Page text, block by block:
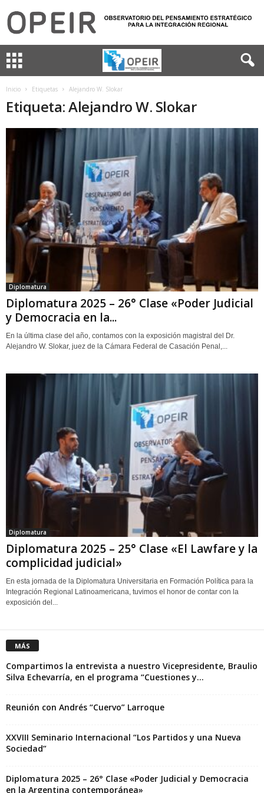
Inicio Etiquetas Alejandro W. Slokar
Etiqueta: Alejandro W. Slokar
Diplomatura
Diplomatura 2025 – 26° Clase «Poder Judicial
y Democracia en la...
En la última clase del año, contamos con la exposición magistral del Dr.
Alejandro W. Slokar, juez de la Cámara Federal de Casación Penal,...
Diplomatura
Diplomatura 2025 – 25° Clase «El Lawfare y la
complicidad judicial»
En esta jornada de la Diplomatura Universitaria en Formación Política para la
Integración Regional Latinoamericana, tuvimos el honor de contar con la
exposición del...
MÁS
Compartimos la entrevista a nuestro Vicepresidente, Braulio
Silva Echevarría, en el programa “Cuestiones y...
Reunión con Andrés “Cuervo” Larroque
XXVIII Seminario Internacional “Los Partidos y una Nueva
Sociedad”
Diplomatura 2025 – 26° Clase «Poder Judicial y Democracia
en la Argentina contemporánea»